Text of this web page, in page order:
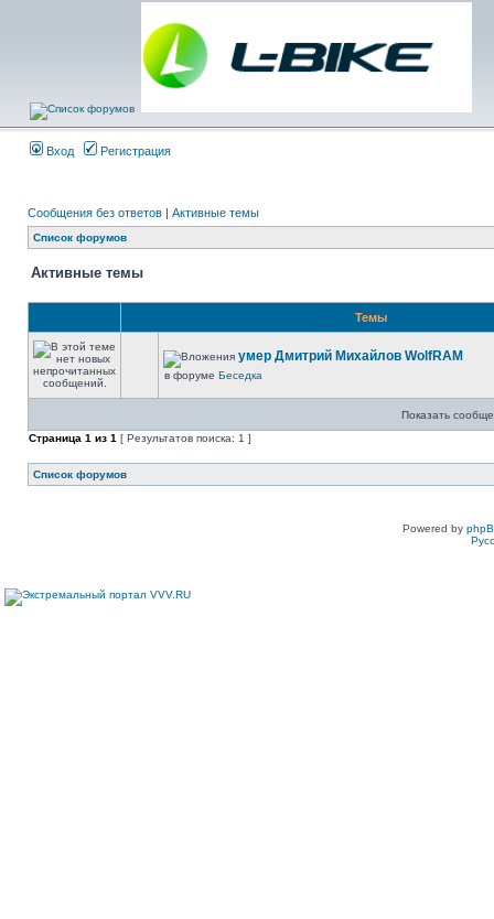
Вход Регистрация
Сообщения без ответов | Активные темы
Список форумов
Активные темы
Темы
умер Дмитрий Михайлов WolfRAM
в форуме Беседка
Показать
Страница 1 из 1 [ Результатов поиска: 1 ]
Список форумов
Powered by